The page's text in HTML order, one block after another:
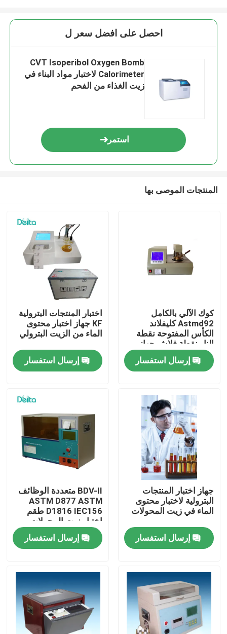
المنزل
المنتجات
فيديوهات
معلومات عنا
جولة في المعمل
رقابة جودة
اتصل بنا
معدات الاختبار الكهربائية
معدات اختبار الحريق
احصل على افضل سعر ل
CVT Isoperibol Oxygen Bomb
Calorimeter لاختبار مواد البناء في
زيت الغذاء من الفحم
استمر
المنتجات الموصى بها
كوك الآلي بالكامل
Astmd92 كليفلاند
الكأس المفتوحة نقطة
النار نقطة فلاش جهاز
إرسال استفسار
اختبار المنتجات البترولية
KF جهاز اختبار محتوى
الماء من الزيت البترولي
إرسال استفسار
جهاز اختبار المنتجات
البترولية لاختبار محتوى
الماء في زيت المحولات
إرسال استفسار
BDV-II متعددة الوظائف
ASTM D877 ASTM
D1816 IEC156 طقم
اختبار زيت المحولات
إرسال استفسار